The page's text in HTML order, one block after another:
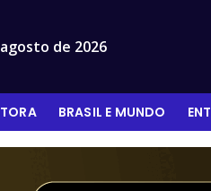
de 2026
BRASIL E MUNDO